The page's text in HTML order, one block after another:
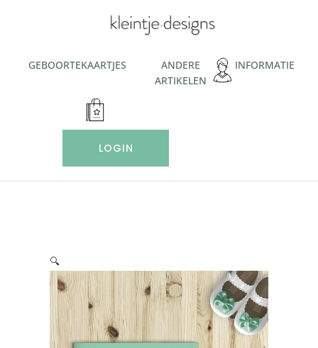
inhoudGEBOORTEKAARTJES
ANDERE
ARTIKELEN
INFORMATIE
LOGIN
🔍